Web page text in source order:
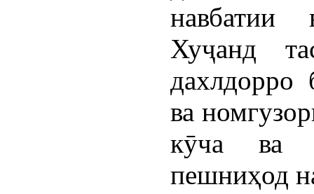
навбатии
Хуҷанд
дахлдорро
ва
кӯча ва
пешниҳод